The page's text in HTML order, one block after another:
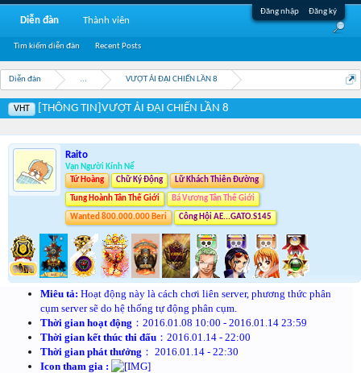
Đăng nhập Đăng ký
Diễn đàn ... VƯỢT ẢI ĐẠI CHIẾN LẦN 8
VHT [THÔNG TIN]VƯỢT ẢI ĐẠI CHIẾN LẦN 8
Raito
Vạn Người Kính Nể
Tứ Hoàng
Chữ Ký Động Lữ Khách Thiên Đường
Tung Hoành Tân Thế Giới Bá Vương Tân Thế Giới
Wanted 800.000.000 Beri Công Hội AE...GATO.S145
Miêu tả: Hoạt động này là cách chơi liên server, phương thức phân
cụm server sẽ do hệ thống tự động phân cụm.
Thời gian hoạt động ：2016.01.08 10:00 - 2016.01.14 23:59
Thời gian kết thúc thi đấu ：2016.01.14 - 22:00
Thời gian phát thưởng ： 2016.01.14 - 22:30
Icon tham gia :
Diễn đàn
Tìm kiếm diễn đàn Recent Posts
Thành viên